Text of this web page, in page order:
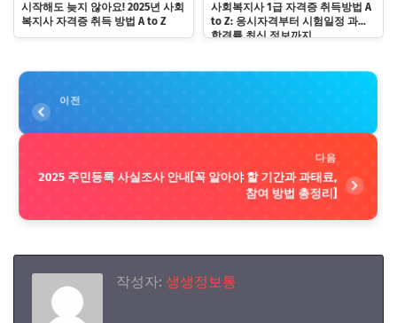
시작해도 늦지 않아요! 2025년 사회
복지사 자격증 취득 방법 A to Z
사회복지사 1급 자격증 취득방법 A
to Z: 응시자격부터 시험일정 과목,
합격률 최신 정보까지
이전
다음
2025 주민등록 사실조사 안내[꼭 알아야 할 기간과 과태료,
참여 방법 총정리]
작성자: 생생정보통